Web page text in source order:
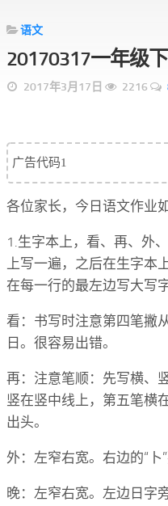
语文
20170317一年级
2017年3月17日 2216
广告代码1
各位家长，今日语文作业如
1.生字本上，看、再、外
上写一遍，之后在生字本
在每一行的最左边写大写
看：书写时注意第四笔撇
日。很容易出错。
再：注意笔顺：先写横、
竖在竖中线上，第五笔横
出头。
外：左窄右宽。右边的“卜
晚：左窄右宽。左边日字